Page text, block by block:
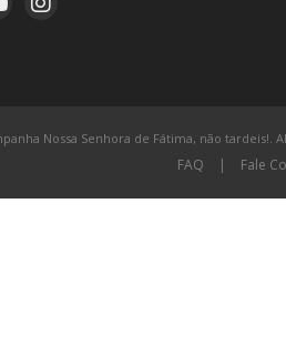
Nossa Senhora de Fátima, não tardeis!.
FAQ | Fale